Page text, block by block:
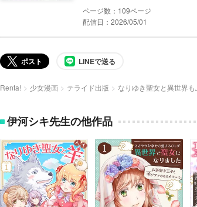
109
配信日：2026/05/01
ポスト LINEで送る
Renta! 少女漫画 テライド出版 なりゆき聖女と異世界
伊河シキ先生の他作品